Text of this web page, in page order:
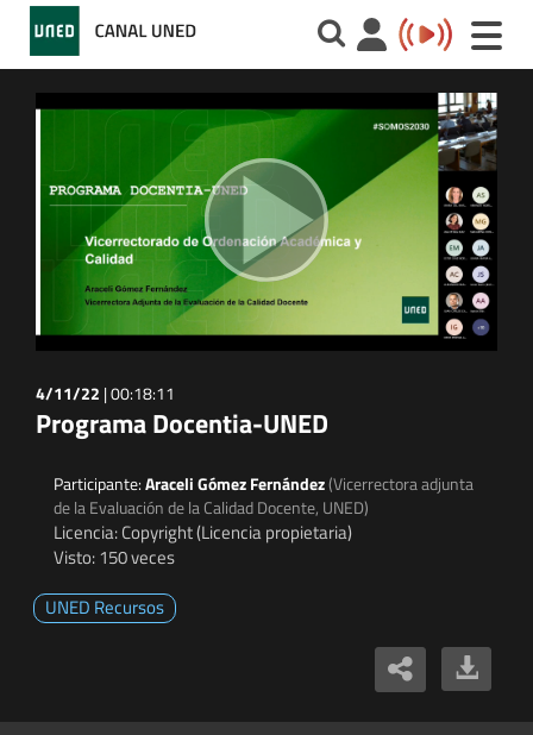
Toggle
4/11/22 |00:18:11
Programa Docentia-UNED
Participante:Araceli Gómez Fernández(Vicerrectora adjunta
de la Evaluación de la Calidad Docente, UNED)
Licencia: Copyright (Licencia propietaria)
Visto: 150 veces
UNED Recursos